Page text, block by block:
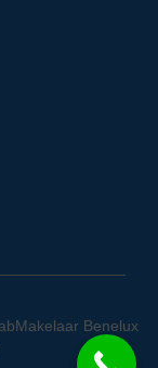
Benelux